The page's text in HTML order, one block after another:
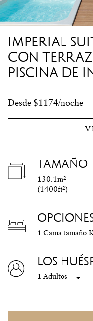
IMPERIAL
CON
PISCINA DE
Desde $1174/noche
TAMAÑO
130.1m²
(1400ft²)
1 Cama tamaño
LOS
1 Adultos